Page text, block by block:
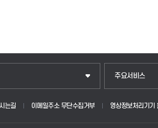
주요서비스
입학안내
웹메일
는길 이메일주소 무단수집거부 영상정보처리기기